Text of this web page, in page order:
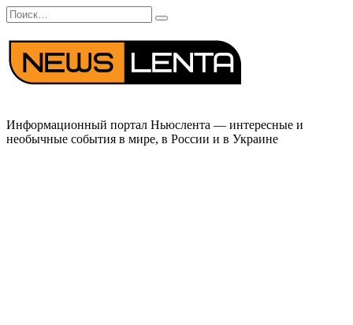
Перейти
к
содержанию
Search
for:
Информационный портал Ньюслента — интересные и
необычные события в мире, в России и в Украине